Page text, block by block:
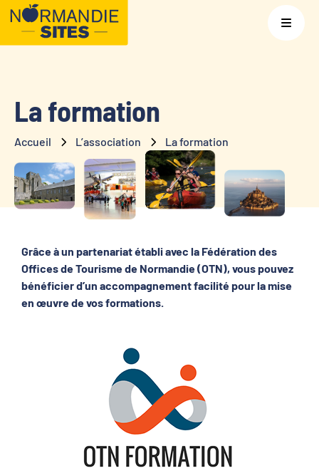
La formation
Accueil L’association La formation
Grâce à un partenariat établi avec la Fédération des
Offices de Tourisme de Normandie (OTN), vous pouvez
bénéficier d’un accompagnement facilité pour la mise
en œuvre de vos formations.